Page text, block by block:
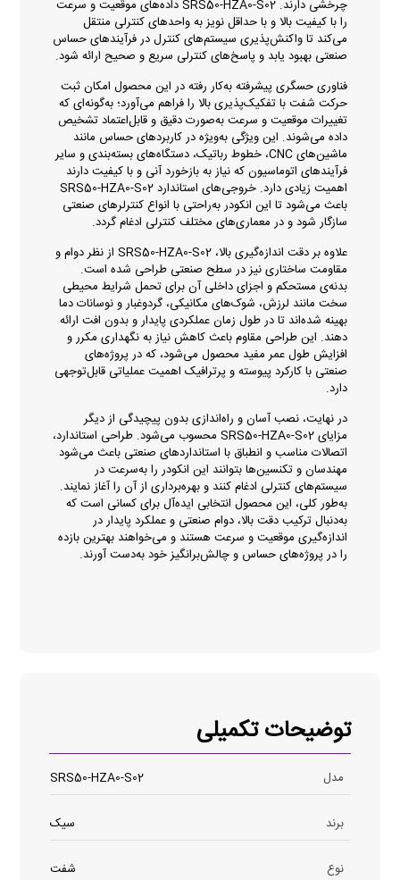
چرخشی دارند. SRS50-HZA0-S02 داده‌های موقعیت و سرعت
را با کیفیت بالا و با حداقل نویز به واحدهای کنترلی منتقل
می‌کند تا واکنش‌پذیری سیستم‌های کنترل در فرآیندهای حساس
صنعتی بهبود یابد و پاسخ‌های کنترلی سریع و صحیح ارائه شود.
فناوری حسگری پیشرفته به‌کار رفته در این محصول امکان ثبت
حرکت شفت با تفکیک‌پذیری بالا را فراهم می‌آورد؛ به‌گونه‌ای که
تغییرات موقعیت و سرعت به‌صورت دقیق و قابل‌اعتماد تشخیص
داده می‌شوند. این ویژگی به‌ویژه در کاربردهای حساس مانند
ماشین‌های CNC، خطوط رباتیک، دستگاه‌های بسته‌بندی و سایر
فرآیندهای اتوماسیون که نیاز به بازخورد آنی و با کیفیت دارند
اهمیت زیادی دارد. خروجی‌های استاندارد SRS50-HZA0-S02
باعث می‌شود تا این انکودر به‌راحتی با انواع کنترلرهای صنعتی
سازگار شود و در معماری‌های مختلف کنترلی ادغام گردد.
علاوه بر دقت اندازه‌گیری بالا، SRS50-HZA0-S02 از نظر دوام و
مقاومت ساختاری نیز در سطح صنعتی طراحی شده است.
بدنه‌ی مستحکم و اجزای داخلی آن برای تحمل شرایط محیطی
سخت مانند لرزش، شوک‌های مکانیکی، گردوغبار و نوسانات دما
بهینه شده‌اند تا در طول زمان عملکردی پایدار و بدون افت ارائه
دهند. این طراحی مقاوم باعث کاهش نیاز به نگهداری مکرر و
افزایش طول عمر مفید محصول می‌شود، که در پروژه‌های
صنعتی با کارکرد پیوسته و پرترافیک اهمیت عملیاتی قابل‌توجهی
دارد.
در نهایت، نصب آسان و راه‌اندازی بدون پیچیدگی از دیگر
مزایای SRS50-HZA0-S02 محسوب می‌شود. طراحی استاندارد،
اتصالات مناسب و انطباق با استانداردهای صنعتی باعث می‌شود
مهندسان و تکنسین‌ها بتوانند این انکودر را به‌سرعت در
سیستم‌های کنترلی ادغام کنند و بهره‌برداری از آن را آغاز نمایند.
به‌طور کلی، این محصول انتخابی ایده‌آل برای کسانی است که
به‌دنبال ترکیب دقت بالا، دوام صنعتی و عملکرد پایدار در
اندازه‌گیری موقعیت و سرعت هستند و می‌خواهند بهترین بازده
را در پروژه‌های حساس و چالش‌برانگیز خود به‌دست آورند.
توضیحات تکمیلی
مدل SRS50-HZA0-S02
برند سیک
نوع شفت